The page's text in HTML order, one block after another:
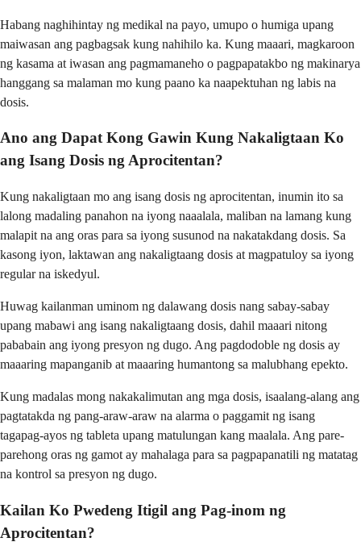
Habang naghihintay ng medikal na payo, umupo o humiga upang
maiwasan ang pagbagsak kung nahihilo ka. Kung maaari, magkaroon
ng kasama at iwasan ang pagmamaneho o pagpapatakbo ng makinarya
hanggang sa malaman mo kung paano ka naapektuhan ng labis na
dosis.
Ano ang Dapat Kong Gawin Kung Nakaligtaan Ko
ang Isang Dosis ng Aprocitentan?
Kung nakaligtaan mo ang isang dosis ng aprocitentan, inumin ito sa
lalong madaling panahon na iyong naaalala, maliban na lamang kung
malapit na ang oras para sa iyong susunod na nakatakdang dosis. Sa
kasong iyon, laktawan ang nakaligtaang dosis at magpatuloy sa iyong
regular na iskedyul.
Huwag kailanman uminom ng dalawang dosis nang sabay-sabay
upang mabawi ang isang nakaligtaang dosis, dahil maaari nitong
pababain ang iyong presyon ng dugo. Ang pagdodoble ng dosis ay
maaaring mapanganib at maaaring humantong sa malubhang epekto.
Kung madalas mong nakakalimutan ang mga dosis, isaalang-alang ang
pagtatakda ng pang-araw-araw na alarma o paggamit ng isang
tagapag-ayos ng tableta upang matulungan kang maalala. Ang pare-
parehong oras ng gamot ay mahalaga para sa pagpapanatili ng matatag
na kontrol sa presyon ng dugo.
Kailan Ko Pwedeng Itigil ang Pag-inom ng
Aprocitentan?